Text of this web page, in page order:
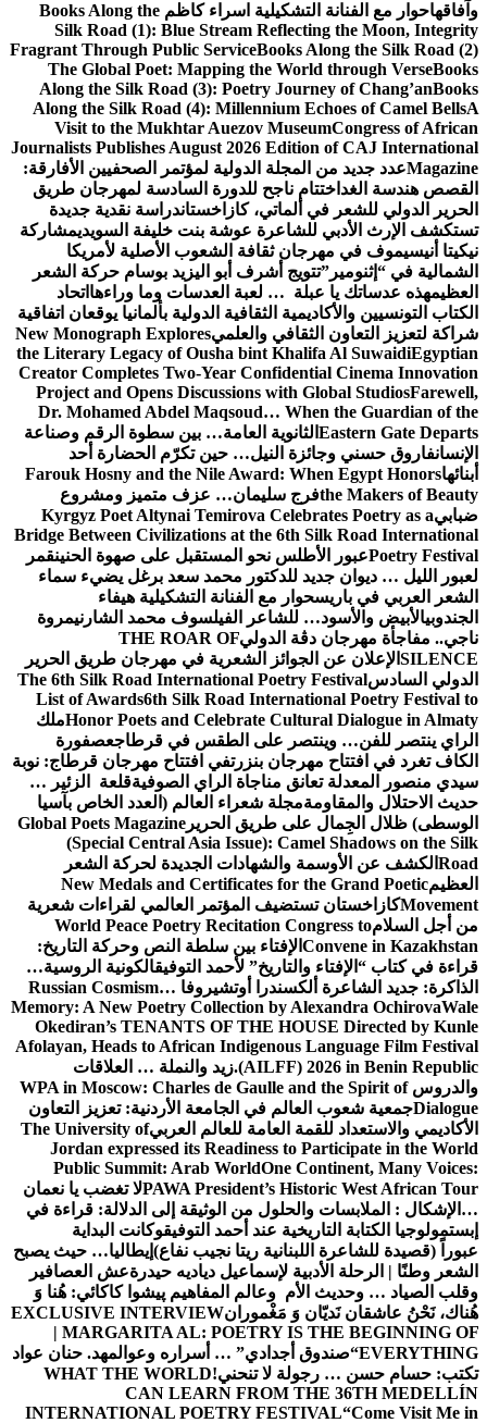
اسراء كاظمBooks Along the
Silk Road (1): Blue Stream
Fragrant Through Public Service
The Global Poet: Mapping the
Along the Silk Road (3): Poetry
Along the Silk Road (4): Millennium
Visit to the Mukhtar Auezov
Journalists Publishes August 2026
الدولية لمؤتمر الصحفيين الأفارقة:
ناجح للدورة السادسة لمهرجان طريق
كازاخستاندراسة نقدية جديدة
عوشة بنت خليفة السويديمشاركة
ثقافة الشعوب الأصلية لأمريكا
أشرف أبو اليزيد بوسام حركة الشعر
… لعبة العدسات وما وراءهااتحاد
الثقافية الدولية بألمانيا يوقعان اتفاقية
والعلميNew Monograph Explores
the Literary Legacy of Ousha bint
Creator Completes Two-Year
Project and Opens Discussions
Dr. Mohamed Abdel Maqsoud…
العامة… بين سطوة الرقم وصناعة
النيل… حين تكرّم الحضارة أحد
Farouk Hosny and the Nile Award:
سليمان… عزف متميز ومشروع
Kyrgyz Poet Altynai Temirova
Bridge Between Civilizations at the
نحو المستقبل على صهوة الحنين قمر
للدكتور محمد سعد برغل يضيء سماء
مع الفنانة التشكيلية هيفاء
الفيلسوف محمد الشارنيمروة
الدوليTHE ROAR OF
الشعرية في مهرجان طريق الحرير
The 6th Silk Road International
List of Awards6th Silk Road
Honor Poets and Celebrateملك
على الطقس في قرطاجعصفورة
بنزرتفي افتتاح مهرجان قرطاج: نوبة
مناجاة الراي الصوفيةقلعة الزئير …
مجلة شعراء العالم (العدد الخاص بآسيا
طريق الحرير Global Poets Magazine
(Special Central Asia Issue):
الجديدة لحركة الشعر
New Medals and Certificates
المؤتمر العالمي لقراءات شعرية
World Peace Poetry Recitation
الإفتاء بين سلطة النص وحركة التاريخ:
لأحمد التوفيقالكونية الروسية…
أوتشيروفاRussian Cosmism…
Memory: A New Poetry Collection by
Okediran’s TENANTS OF THE
Afolayan, Heads to African
(AILFF) زيد والنملة … العلاقات
WPA in Moscow: Charles de Gaulle
في الجامعة الأردنية: تعزيز التعاون
العامة للعالم العربي The University of
Jordan expressed its Readiness
Public Summit: Arab WorldOne
PAWA President’sلا تغضب يا نعمان
من الوثيقة إلى الدلالة: قراءة في
عند أحمد التوفيق وكانت البداية
ريتا نجيب نفاع)إيطاليا… حيث يصبح
لإسماعيل دياديه حيدرةعش العصافير
وعالم المفاهيمپیشوا کاکائي: هُنا وَ
وَ مَغْموران EXCLUSIVE INTERVIEW
| MARGARITA AL: POETRY
… أسراره وعوالمهد. حنان عواد
لا تنحني!WHAT THE WORLD
CAN LEARN FROM
INTERNATIONAL POETRY